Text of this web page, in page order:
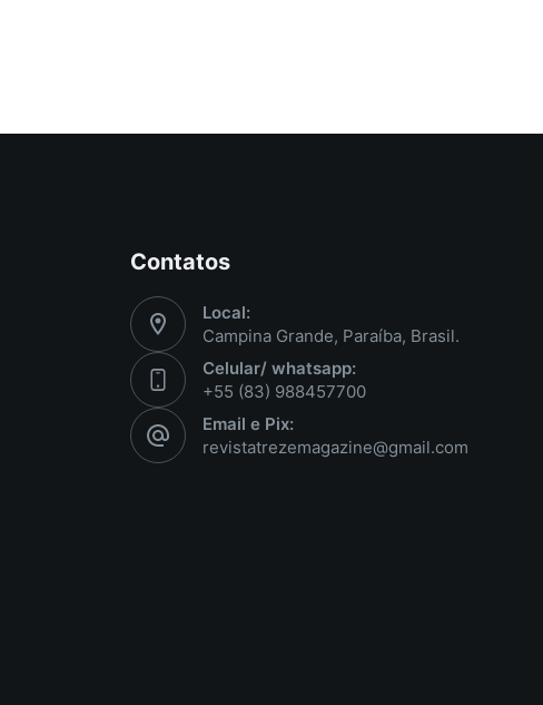
Contatos
Local:
Campina Grande, Paraíba, Brasil.
Celular/ whatsapp:
+55 (83) 988457700
Email e Pix:
revistatrezemagazine@gmail.com